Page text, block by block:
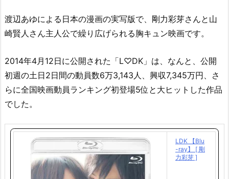
渡辺あゆによる日本の漫画の実写版で、剛力彩芽さんと山
崎賢人さん主人公で繰り広げられる胸キュン映画です。
2014年4月12日に公開された「L♡DK」は、なんと、公開
初週の土日2日間の動員数6万3,143人、興収7,345万円、さ
らに全国映画動員ランキング初登場5位と大ヒットした作品
でした。
LDK 【Blu
-ray】 [ 剛
力彩芽 ]